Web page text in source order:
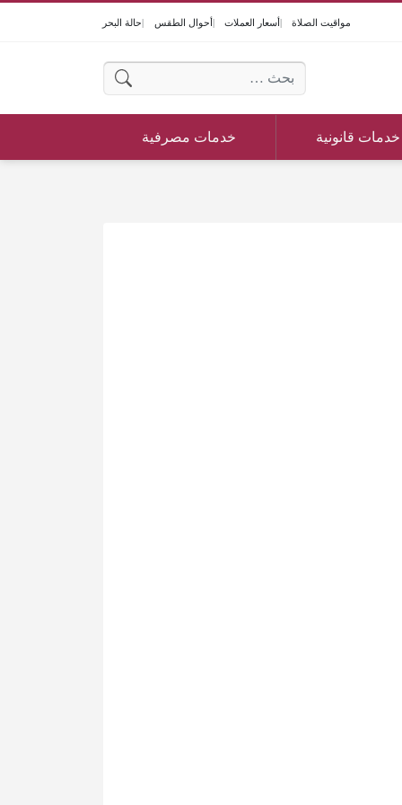
مواقيت الصلاة أسعار العملات أحوال الطقس حالة البحر
البحث عن:
خدمات قانونية خدمات مصرفية